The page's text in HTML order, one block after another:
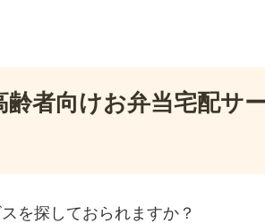
者向けお弁当宅配サ
を探しておられますか？